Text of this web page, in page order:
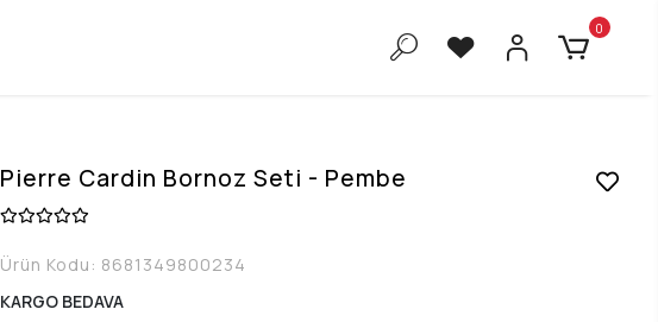
0
Pierre Cardin Bornoz Seti - Pembe
Ürün Kodu: 8681349800234
KARGO BEDAVA